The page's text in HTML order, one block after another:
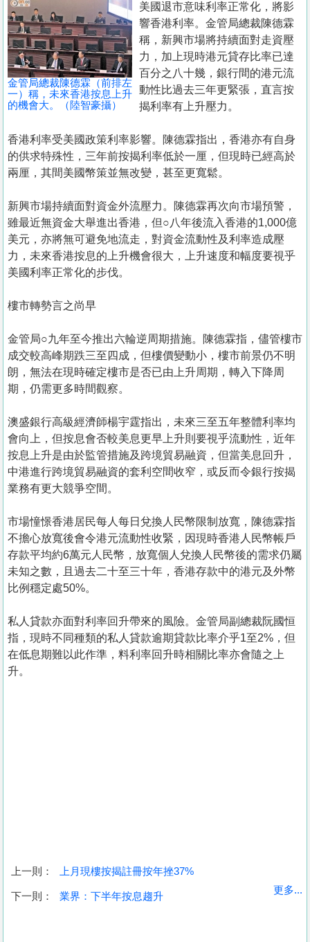
置
業
手
冊
關
我
們
收
金管局總裁陳德霖（前排左
一）稱，未來香港按息上升
的機會大。（陸智豪攝）
美國退市意味利率正常化，將影
響香港利率。金管局總裁陳德霖
稱，新興市場將持續面對走資壓
力，加上現時港元貸存比率已達
百分之八十幾，銀行間的港元流
動性比過去三年更緊張，直言按
揭利率有上升壓力。
香港利率受美國政策利率影響。陳德霖指出，香港亦有自身
的供求特殊性，三年前按揭利率低於一厘，但現時已經高於
兩厘，其間美國幣策並無改變，甚至更寬鬆。
新興市場持續面對資金外流壓力。陳德霖再次向市場預警，
雖最近無資金大舉進出香港，但○八年後流入香港的1,000億
美元，亦將無可避免地流走，對資金流動性及利率造成壓
力，未來香港按息的上升機會很大，上升速度和幅度要視乎
美國利率正常化的步伐。
樓市轉勢言之尚早
金管局○九年至今推出六輪逆周期措施。陳德霖指，儘管樓市
成交較高峰期跌三至四成，但樓價變動小，樓市前景仍不明
朗，無法在現時確定樓市是否已由上升周期，轉入下降周
期，仍需更多時間觀察。
澳盛銀行高級經濟師楊宇霆指出，未來三至五年整體利率均
會向上，但按息會否較美息更早上升則要視乎流動性，近年
按息上升是由於監管措施及跨境貿易融資，但當美息回升，
中港進行跨境貿易融資的套利空間收窄，或反而令銀行按揭
業務有更大競爭空間。
市場憧憬香港居民每人每日兌換人民幣限制放寬，陳德霖指
不擔心放寬後會令港元流動性收緊，因現時香港人民幣帳戶
存款平均約6萬元人民幣，放寬個人兌換人民幣後的需求仍屬
未知之數，且過去二十至三十年，香港存款中的港元及外幣
比例穩定處50%。
私人貸款亦面對利率回升帶來的風險。金管局副總裁阮國恒
指，現時不同種類的私人貸款逾期貸款比率介乎1至2%，但
在低息期難以此作準，料利率回升時相關比率亦會隨之上
升。
上一則： 上月現樓按揭註冊按年挫37%
下一則： 業界：下半年按息趨升
更多...